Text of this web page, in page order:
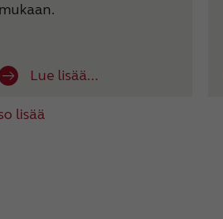
mukaan.
Lue lisää...
lisää